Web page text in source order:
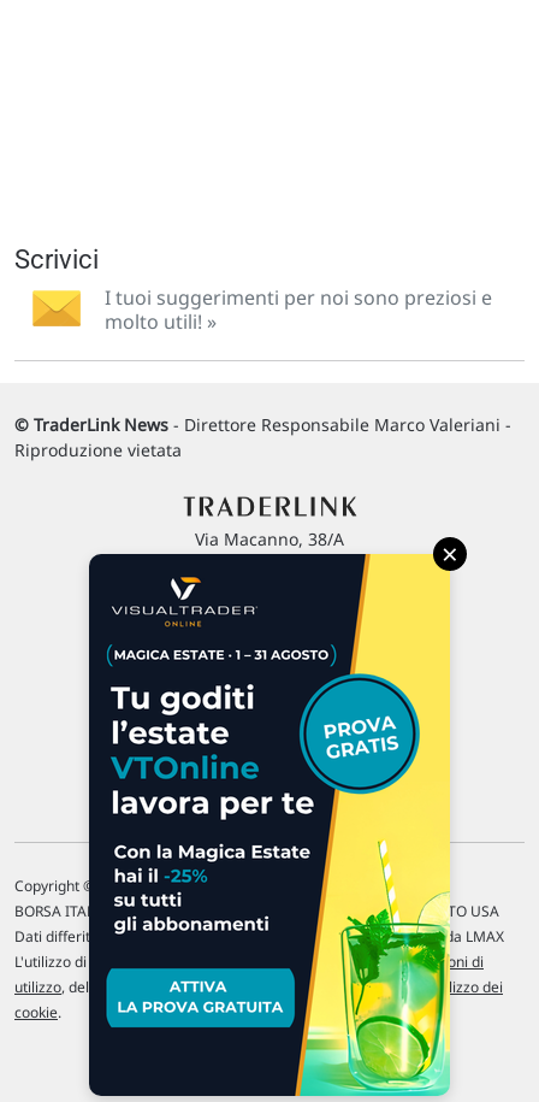
Scrivici
I tuoi suggerimenti per noi sono preziosi e
molto utili! »
© TraderLink News - Direttore Responsabile Marco Valeriani -
Riproduzione vietata
Via Macanno, 38/A
P.IVA 02 452 460 401
Chi siamo
Commenti e segnalazioni
Contattaci
Copyright © 1996-2026 Traderlink Italia s.r.l.
BORSA ITALIANA Quotazioni di borsa differite di 15 min. / MERCATO USA
Dati differiti di 15 min. (fonte Intrinio) / FOREX Quotazioni fornite da LMAX
L'utilizzo di questo sito implica l'accettazione delle nostre Condizioni di
utilizzo, del Disclaimer MAR, delle Politiche sulla privacye dell' Utilizzo dei
cookie.
×